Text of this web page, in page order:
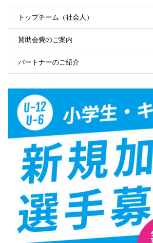
トップチーム（社会人）
賛助会費のご案内
パートナーのご紹介